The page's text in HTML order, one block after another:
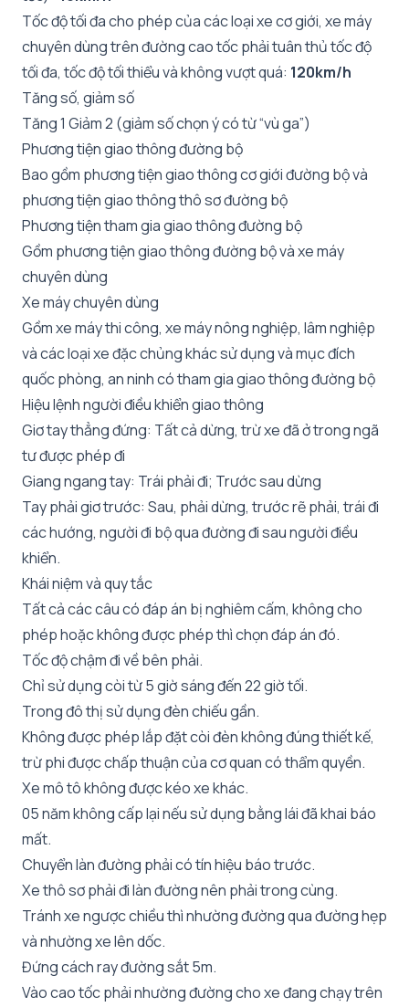
Tốc độ tối đa cho phép của các loại xe cơ giới, xe máy
chuyên dùng trên đường cao tốc phải tuân thủ tốc độ
tối đa, tốc độ tối thiểu và không vượt quá: 120km/h
Tăng số, giảm số
Tăng 1 Giảm 2 (giảm số chọn ý có từ “vù ga”)
Phương tiện giao thông đường bộ
Bao gồm phương tiện giao thông cơ giới đường bộ và
phương tiện giao thông thô sơ đường bộ
Phương tiện tham gia giao thông đường bộ
Gồm phương tiện giao thông đường bộ và xe máy
chuyên dùng
Xe máy chuyên dùng
Gồm xe máy thi công, xe máy nông nghiệp, lâm nghiệp
và các loại xe đặc chủng khác sử dụng và mục đích
quốc phòng, an ninh có tham gia giao thông đường bộ
Hiệu lệnh người điều khiển giao thông
Giơ tay thẳng đứng: Tất cả dừng, trừ xe đã ở trong ngã
tư được phép đi
Giang ngang tay: Trái phải đi; Trước sau dừng
Tay phải giơ trước: Sau, phải dừng, trước rẽ phải, trái đi
các hướng, người đi bộ qua đường đi sau người điều
khiển.
Khái niệm và quy tắc
Tất cả các câu có đáp án bị nghiêm cấm, không cho
phép hoặc không được phép thì chọn đáp án đó.
Tốc độ chậm đi về bên phải.
Chỉ sử dụng còi từ 5 giờ sáng đến 22 giờ tối.
Trong đô thị sử dụng đèn chiếu gần.
Không được phép lắp đặt còi đèn không đúng thiết kế,
trừ phi được chấp thuận của cơ quan có thẩm quyền.
Xe mô tô không được kéo xe khác.
05 năm không cấp lại nếu sử dụng bằng lái đã khai báo
mất.
Chuyển làn đường phải có tín hiệu báo trước.
Xe thô sơ phải đi làn đường nên phải trong cùng.
Tránh xe ngược chiều thì nhường đường qua đường hẹp
và nhường xe lên dốc.
Đứng cách ray đường sắt 5m.
Vào cao tốc phải nhường đường cho xe đang chạy trên